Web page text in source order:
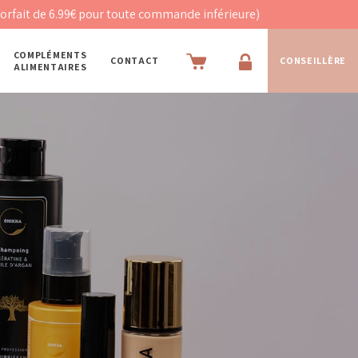
pour toute commande inférieure)
COMPLÉMENTS
ALIMENTAIRES
CONTACT CONSEILLÈRE